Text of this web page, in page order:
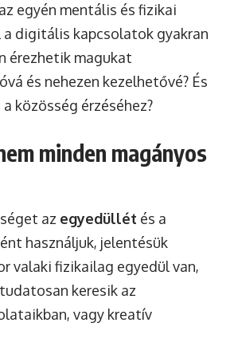
egyén mentális és fizikai
a digitális kapcsolatok gyakran
érezhetik magukat
és nehezen kezelhetővé? És
közösség érzéséhez?
minden magányos
az egyedüllét és a
használjuk, jelentésük
valaki fizikailag egyedül van,
keresik az
vagy kreatív